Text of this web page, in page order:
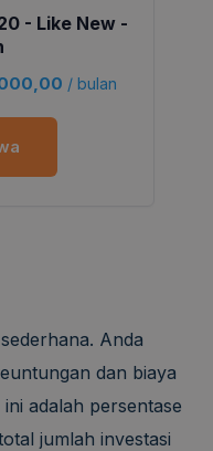
- Like New -
/ bulan
Anda
dan biaya
adalah persentase
jumlah investasi